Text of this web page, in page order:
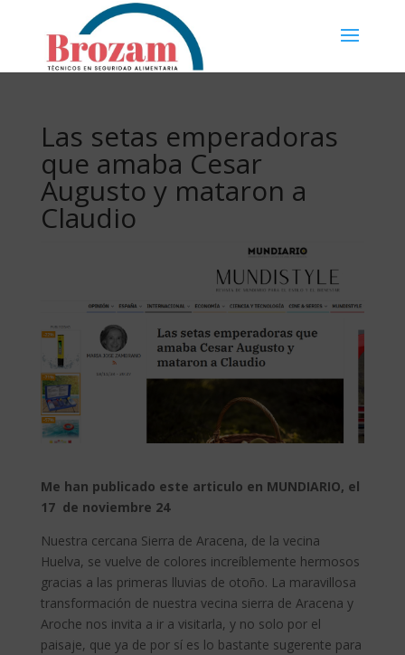
Las setas emperadoras
que amaba Cesar
Augusto y mataron a
Claudio
Me han publicado este articulo en MUNDIARIO, el
17 de noviembre 24
Nuestra cercana Sierra de Aracena, de la vecina
Huelva, se vuelve de colores increíblemente hermosos
gracias a las primeras lluvias de otoño. La maravillosa
transformación de nuestra vecina sierra de Aracena y
Aroche nos invita a ir a visitarla, y no solo por el
paisaje, que ya de por sí es lo bastante sugerente para